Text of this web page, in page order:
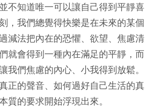
不知道唯一可以讓自己得到平靜喜
，我們總覺得快樂是在未來的某個
減法把內在的恐懼、欲望、焦慮清
就會得到一種內在滿足的平靜，而
我們焦慮的內心、小我得到放鬆。
正的聲音、如何過好自己生活的真
質的要求開始浮現出來。